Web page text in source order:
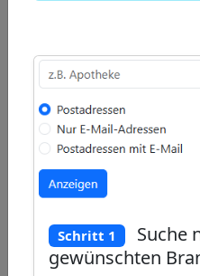
Schritt 1
Suche
gewünschten